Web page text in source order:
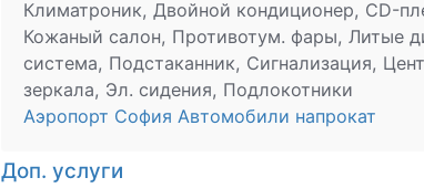
Климатроник, Двойной кондиционер, CD-
Кожаный салон, Противотум. фары, Литые
система, Подстаканник, Сигнализация,
зеркала, Эл. сидения, Подлокотники
Аэропорт София Автомобили напрокат
Доп. услуги